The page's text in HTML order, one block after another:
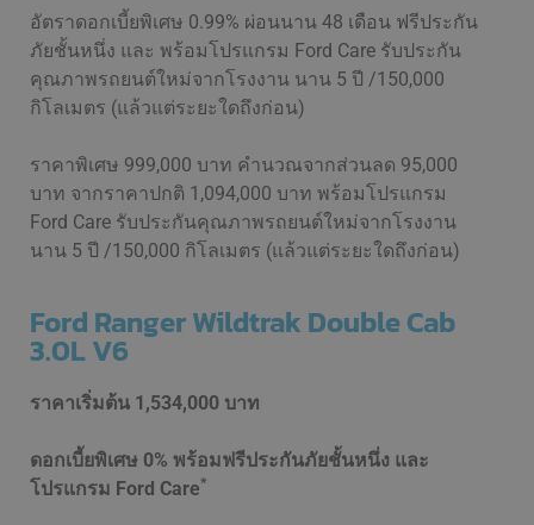
อัตราดอกเบี้ยพิเศษ 0.99% ผ่อนนาน 48 เดือน ฟรีประกัน
ภัยชั้นหนึ่ง และ พร้อมโปรแกรม Ford Care รับประกัน
คุณภาพรถยนต์ใหม่จากโรงงาน นาน 5 ปี /150,000
กิโลเมตร (แล้วแต่ระยะใดถึงก่อน)
ราคาพิเศษ 999,000 บาท คำนวณจากส่วนลด 95,000
บาท จากราคาปกติ 1,094,000 บาท พร้อมโปรแกรม
Ford Care รับประกันคุณภาพรถยนต์ใหม่จากโรงงาน
นาน 5 ปี /150,000 กิโลเมตร (แล้วแต่ระยะใดถึงก่อน)
Ford Ranger Wildtrak Double Cab
3.0L V6
ราคาเริ่มต้น 1,534,000 บาท
ดอกเบี้ยพิเศษ 0% พร้อมฟรีประกันภัยชั้นหนึ่ง และ
โปรแกรม Ford Care*